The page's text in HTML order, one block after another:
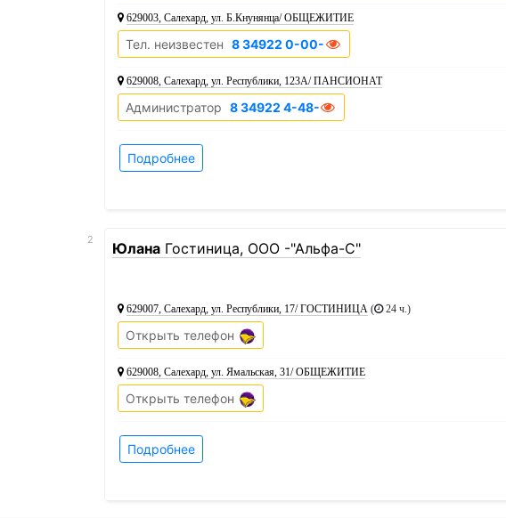
629003, Салехард, ул. Б.Кнунянца/ ОБЩЕЖИТИЕ
Тел. неизвестен 8 34922 0-00-00
629008, Салехард, ул. Республики, 123А/ ПАНСИОНАТ
Администратор 8 34922 4-48-60
Подробнее
2 Юлана Гостиница, ООО -"Альфа-С"
629007, Салехард, ул. Республики, 17/ ГОСТИНИЦА ( 24 ч. )
Открыть телефон
629008, Салехард, ул. Ямальская, 31/ ОБЩЕЖИТИЕ
Открыть телефон
Подробнее